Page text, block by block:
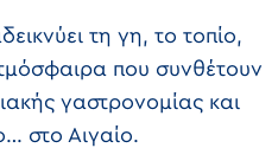
τη γη, το τοπίο,
που συνθέτουν
γαστρονομίας και
στο Αιγαίο.